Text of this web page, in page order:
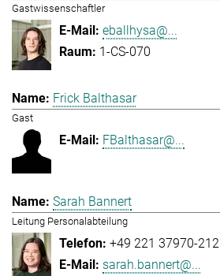
Gastwissenschaftler
eballhysa@...
1-CS-070
Frick Balthasar
Gast
FBalthasar@...
Sarah Bannert
Leitung Personalabteilung
+49 221 37970-212
sarah.bannert@...